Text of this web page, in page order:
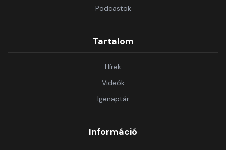
Podcastok
Tartalom
Hírek
Videók
Igenaptár
Információ